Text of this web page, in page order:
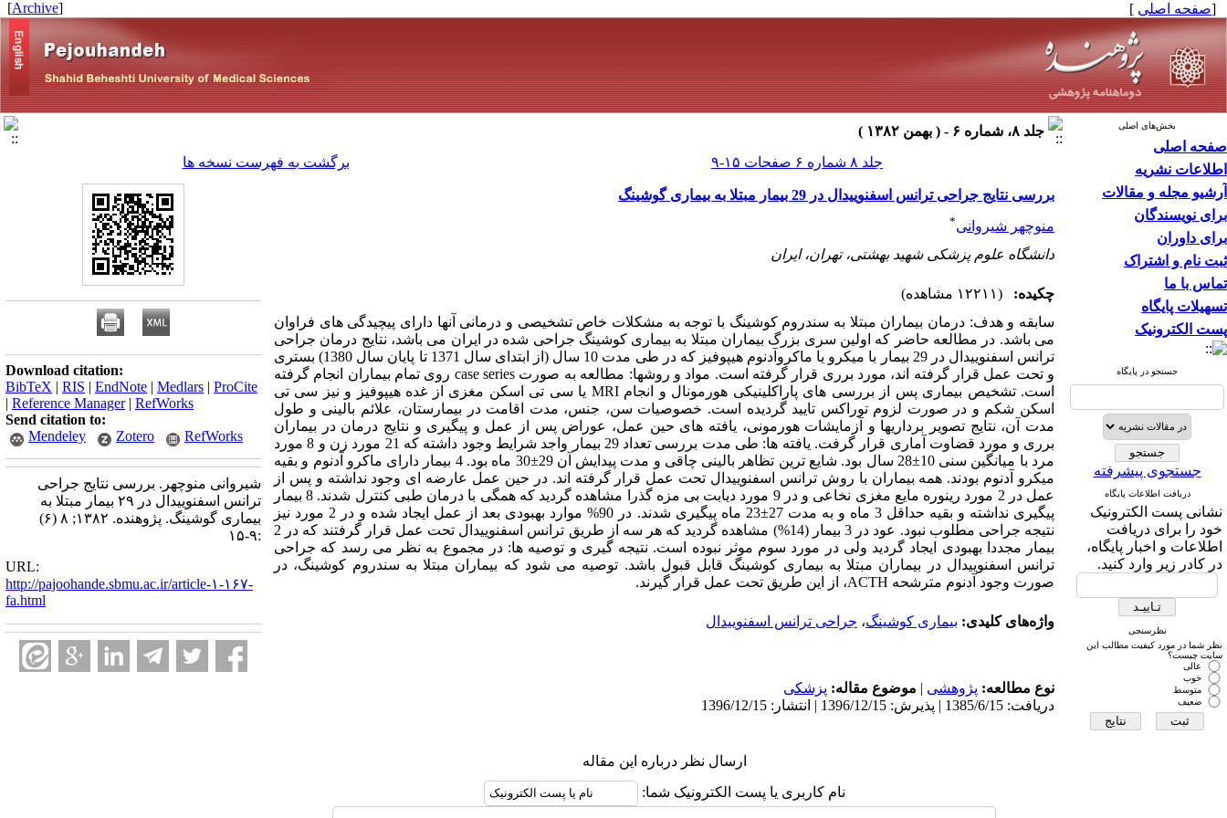
[صفحه اصلی ]
[
Archive
]
بخش‌های اصلی
صفحه اصلی
اطلاعات نشریه
آرشیو مجله و مقالات
برای نویسندگان
برای داوران
ثبت نام و اشتراک
تماس با ما
تسهیلات پایگاه
پست الکترونیک
جستجو در پایگاه
جستجوی پیشرفته
دریافت اطلاعات پایگاه
نشانی پست الکترونیک
خود را برای دریافت
اطلاعات و اخبار پایگاه،
در کادر زیر وارد کنید.
نظرسنجی
نظر شما در مورد کیفیت مطالب این
سایت چیست؟
عالی
خوب
متوسط
ضعیف
جلد ۸، شماره ۶ - ( بهمن ۱۳۸۲ )
جلد ۸ شماره ۶ صفحات ۱۵-۹
برگشت به فهرست نسخه ها
بررسی نتایج جراحی ترانس اسفنوییدال در 29 بیمار مبتلا به بیماری گوشینگ
منوچهر شیروانی*
دانشگاه علوم پزشکی شهید بهشتی، تهران، ایران
چکیده:
(۱۲۲۱۱ مشاهده)
سابقه و هدف: درمان بیماران مبتلا به سندروم کوشینگ با توجه به مشکلات خاص تشخیصی و درمانی آنها دارای پیچیدگی های فراوان
می باشد. در مطالعه حاضر که اولین سری بزرگ بیماران مبتلا به بیماری کوشینگ جراحی شده در ایران می باشد، نتایج درمان جراحی
ترانس اسفنوییدال در 29 بیمار با میکرو یا ماکروآدنوم هیپوفیز که در طی مدت 10 سال (از ابتدای سال 1371 تا پایان سال 1380) بستری
و تحت عمل قرار گرفته اند، مورد برری قرار گرفته است. مواد و روشها: مطالعه به صورت case series روی تمام بیماران انجام گرفته
است. تشخیص بیماری پس از بررسی های پاراکلینیکی هورمونال و انجام MRI یا سی تی اسکن مغزی از غده هیپوفیز و نیز سی تی
اسکن شکم و در صورت لزوم توراکس تایید گردیده است. خصوصیات سن، جنس، مدت اقامت در بیمارستان، علائم بالینی و طول
مدت آن، نتایج تصویر برداریها و آزمایشات هورمونی، یافته های حین عمل، عوراض پس از عمل و پیگیری و نتایج درمان در بیماران
برری و مورد قضاوت آماری قرار گرفت. یافته ها: طی مدت بررسی تعداد 29 بیمار واجد شرایط وجود داشته که 21 مورد زن و 8 مورد
مرد با میانگین سنی 10±28 سال بود. شایع ترین تظاهر بالینی چاقی و مدت پیدایش آن 29±30 ماه بود. 4 بیمار دارای ماکرو آدنوم و بقیه
میکرو آدنوم بودند. همه بیماران با روش ترانس اسفنوییدال تحت عمل قرار گرفته اند. در حین عمل عارضه ای وجود نداشته و پس از
عمل در 2 مورد رینوره مایع مغزی نخاعی و در 9 مورد دیابت بی مزه گذرا مشاهده گردید که همگی با درمان طبی کنترل شدند. 8 بیمار
پیگیری نداشته و بقیه حداقل 3 ماه و به مدت 27±23 ماه پیگیری شدند. در 90% موارد بهبودی بعد از عمل ایجاد شده و در 2 مورد نیز
نتیجه جراحی مطلوب نبود. عود در 3 بیمار (14%) مشاهده گردید که هر سه از طریق ترانس اسفنوییدال تحت عمل قرار گرفتند که در 2
بیمار مجددا بهبودی ایجاد گردید ولی در مورد سوم موثر نبوده است. نتیجه گیری و توصیه ها: در مجموع به نظر می رسد که جراحی
ترانس اسفنوییدال در بیماران مبتلا به بیماری کوشینگ قابل قبول باشد. توصیه می شود که بیماران مبتلا به سندروم کوشینگ، در
صورت وجود آدنوم مترشحه ACTH، از این طریق تحت عمل قرار گیرند.
واژه‌های کلیدی: بیماری کوشینگ، جراحی ترانس اسفنوییدال
نوع مطالعه: پژوهشی | موضوع مقاله: پزشکی
دریافت: 1385/6/15 | پذیرش: 1396/12/15 | انتشار: 1396/12/15
ارسال نظر درباره این مقاله
نام کاربری یا پست الکترونیک شما:
Download citation:
BibTeX | RIS | EndNote | Medlars | ProCite
| Reference Manager| RefWorks
Send citation to:
Mendeley
Zotero RefWorks
شیروانی منوچهر. بررسی نتایج جراحی
ترانس اسفنوییدال در ۲۹ بیمار مبتلا به
بیماری گوشینگ. پژوهنده. ۱۳۸۲; ۸ (۶)
:۹-۱۵
URL:
http://pajoohande.sbmu.ac.ir/article-۱-۱۶۷-
fa.html